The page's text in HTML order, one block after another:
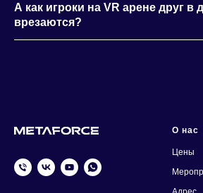
А как игроки на VR арене друг в
врезаются?
О нас
Цены